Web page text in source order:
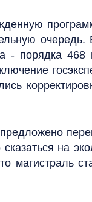
- порядка
на
магистраль